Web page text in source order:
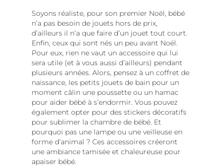
Soyons réaliste, pour son premier Noël, bébé
n’a pas besoin de jouets hors de prix,
d’ailleurs il n’a que faire d’un jouet tout court.
Enfin, ceux qui sont nés un peu avant Noël.
Pour eux, rien ne vaut un accessoire qui lui
sera utile (et à vous aussi d’ailleurs) pendant
plusieurs années. Alors, pensez à un coffret de
naissance, les petits jouets de bain pour un
moment câlin une poussette ou un hamac
pour aider bébé à s’endormir. Vous pouvez
également opter pour des stickers décoratifs
pour sublimer la chambre de bébé. Et
pourquoi pas une lampe ou une veilleuse en
forme d’animal ? Ces accessoires créeront
une ambiance tamisée et chaleureuse pour
apaiser bébé.